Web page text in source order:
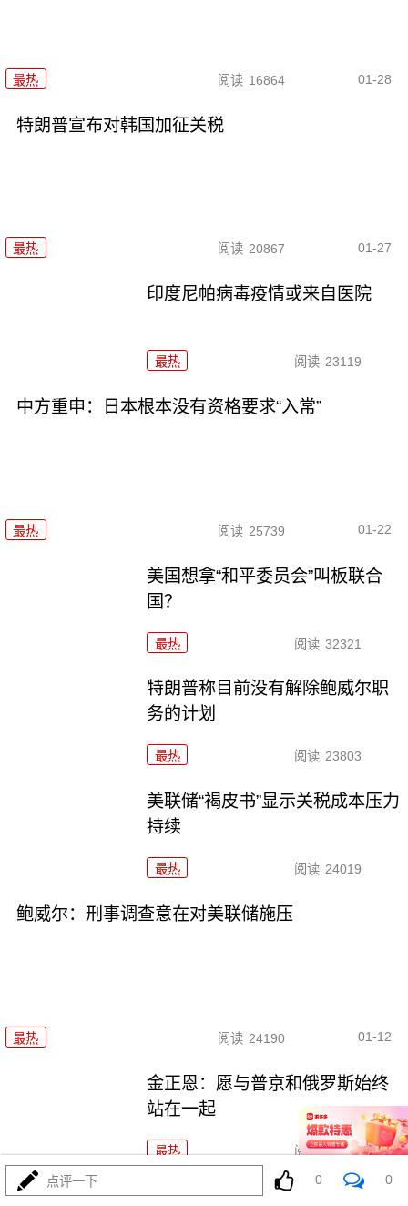
最热 阅读 16864 01-28
特朗普宣布对韩国加征关税
最热 阅读 20867 01-27
印度尼帕病毒疫情或来自医院
最热 阅读 23119
中方重申：日本根本没有资格要求“入常”
最热 阅读 25739 01-22
美国想拿“和平委员会”叫板联合
国？
最热 阅读 32321
特朗普称目前没有解除鲍威尔职
务的计划
最热 阅读 23803
美联储“褐皮书”显示关税成本压力
持续
最热 阅读 24019
鲍威尔：刑事调查意在对美联储施压
最热 阅读 24190 01-12
金正恩：愿与普京和俄罗斯始终
站在一起
最热 阅读 21948
美国扣押俄罗斯油轮意欲何为
点评一下 0 0